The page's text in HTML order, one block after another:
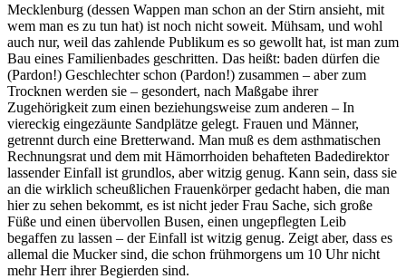
Mecklenburg (dessen Wappen man schon an der Stirn ansieht, mit
wem man es zu tun hat) ist noch nicht soweit. Mühsam, und wohl
auch nur, weil das zahlende Publikum es so gewollt hat, ist man zum
Bau eines Familienbades geschritten. Das heißt: baden dürfen die
(Pardon!) Geschlechter schon (Pardon!) zusammen – aber zum
Trocknen werden sie – gesondert, nach Maßgabe ihrer
Zugehörigkeit zum einen beziehungsweise zum anderen – In
viereckig eingezäunte Sandplätze gelegt. Frauen und Männer,
getrennt durch eine Bretterwand. Man muß es dem asthmatischen
Rechnungsrat und dem mit Hämorrhoiden behafteten Badedirektor
lassender Einfall ist grundlos, aber witzig genug. Kann sein, dass sie
an die wirklich scheußlichen Frauenkörper gedacht haben, die man
hier zu sehen bekommt, es ist nicht jeder Frau Sache, sich große
Füße und einen übervollen Busen, einen ungepflegten Leib
begaffen zu lassen – der Einfall ist witzig genug. Zeigt aber, dass es
allemal die Mucker sind, die schon frühmorgens um 10 Uhr nicht
mehr Herr ihrer Begierden sind.